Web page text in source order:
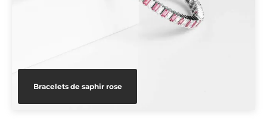
Bracelets de saphir rose